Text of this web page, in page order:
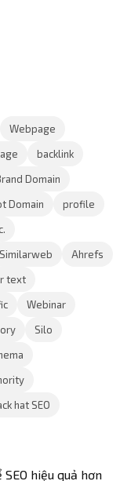
Webpage
backlink
Domain
Domain
profile
Similarweb
Ahrefs
text
Webinar
Silo
hat SEO
hiệu quả hơn